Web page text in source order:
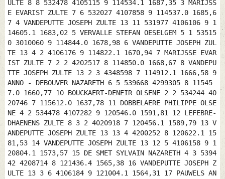
ULTE 8 8 532478 4105115 9 114534.1 1687,35 3 MARIJSS
E EVARIST ZULTE 7 6 532027 4107858 9 114537.0 1685,6
7 4 VANDEPUTTE JOSEPH ZULTE 13 11 531977 4106106 9 1
14605.1 1683,02 5 VERVALLE STEFAN OESELGEM 5 1 53515
0 3010060 9 114844.0 1678,98 6 VANDEPUTTE JOSEPH ZUL
TE 13 4 2 4106176 9 114822.1 1670,94 7 MARIJSSE EVAR
IST ZULTE 7 2 2 4202517 8 114850.0 1668,67 8 VANDEPU
TTE JOSEPH ZULTE 13 2 3 4348598 7 114912.1 1666,58 9
ANNO - DEBOUVER NAZARETH 6 5 539668 4299305 8 11545
7.0 1660,77 10 BOUCKAERT-DENEIR OLSENE 2 2 534244 40
20746 7 115612.0 1637,78 11 DOBBELAERE PHILIPPE OLSE
NE 4 2 534478 4107282 9 120546.0 1591,81 12 LEFEBRE-
DHAENENS ZULTE 8 3 2 4020918 7 120456.1 1589,79 13 V
ANDEPUTTE JOSEPH ZULTE 13 13 4 4200252 8 120622.1 15
81,53 14 VANDEPUTTE JOSEPH ZULTE 13 12 5 4106158 9 1
20804.1 1573,57 15 DE SMET SYLVAIN NAZARETH 4 3 5394
42 4208714 8 121436.4 1565,38 16 VANDEPUTTE JOSEPH Z
ULTE 13 3 6 4106184 9 121004.1 1564,31 17 PAUWELS AN